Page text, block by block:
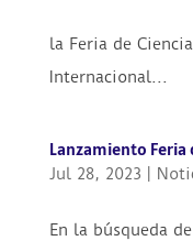
Con
la Feria de
Internacional...
Lanzamiento Feria
Jul 28, 2023
En la búsqueda